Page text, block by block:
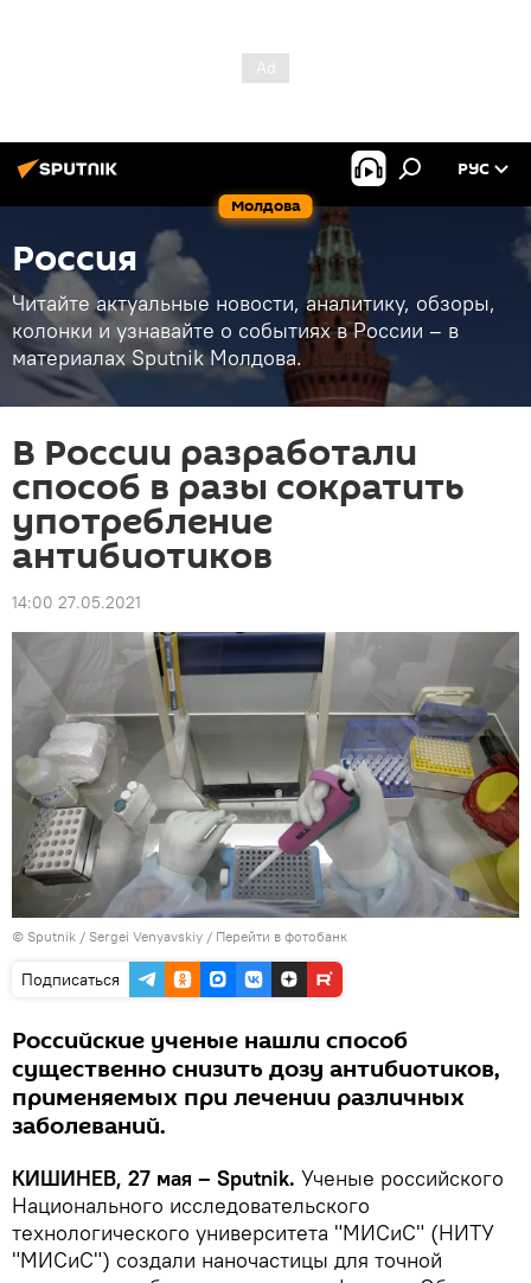
Молдова
РУС
Россия
Читайте актуальные новости, аналитику, обзоры,
колонки и узнавайте о событиях в России – в
материалах Sputnik Молдова.
В России разработали
способ в разы сократить
употребление
антибиотиков
14:00 27.05.2021
© Sputnik / Sergei Venyavskiy / Перейти в фотобанк
Подписаться
Российские ученые нашли способ
существенно снизить дозу антибиотиков,
применяемых при лечении различных
заболеваний.
КИШИНЕВ, 27 мая – Sputnik. Ученые российского
Национального исследовательского
технологического университета "МИСиС" (НИТУ
"МИСиС") создали наночастицы для точной